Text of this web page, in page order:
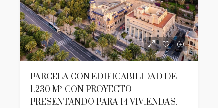
PARCELA CON EDIFICABILIDAD DE
1.230 M² CON PROYECTO
PRESENTANDO PARA 14 VIVIENDAS.